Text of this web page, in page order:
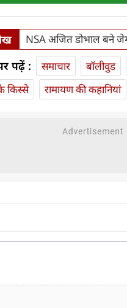
NSA अजित डोभाल बने
पढ़ें : समाचार बॉलीवुड
किस्से
रामायण की कहानियां